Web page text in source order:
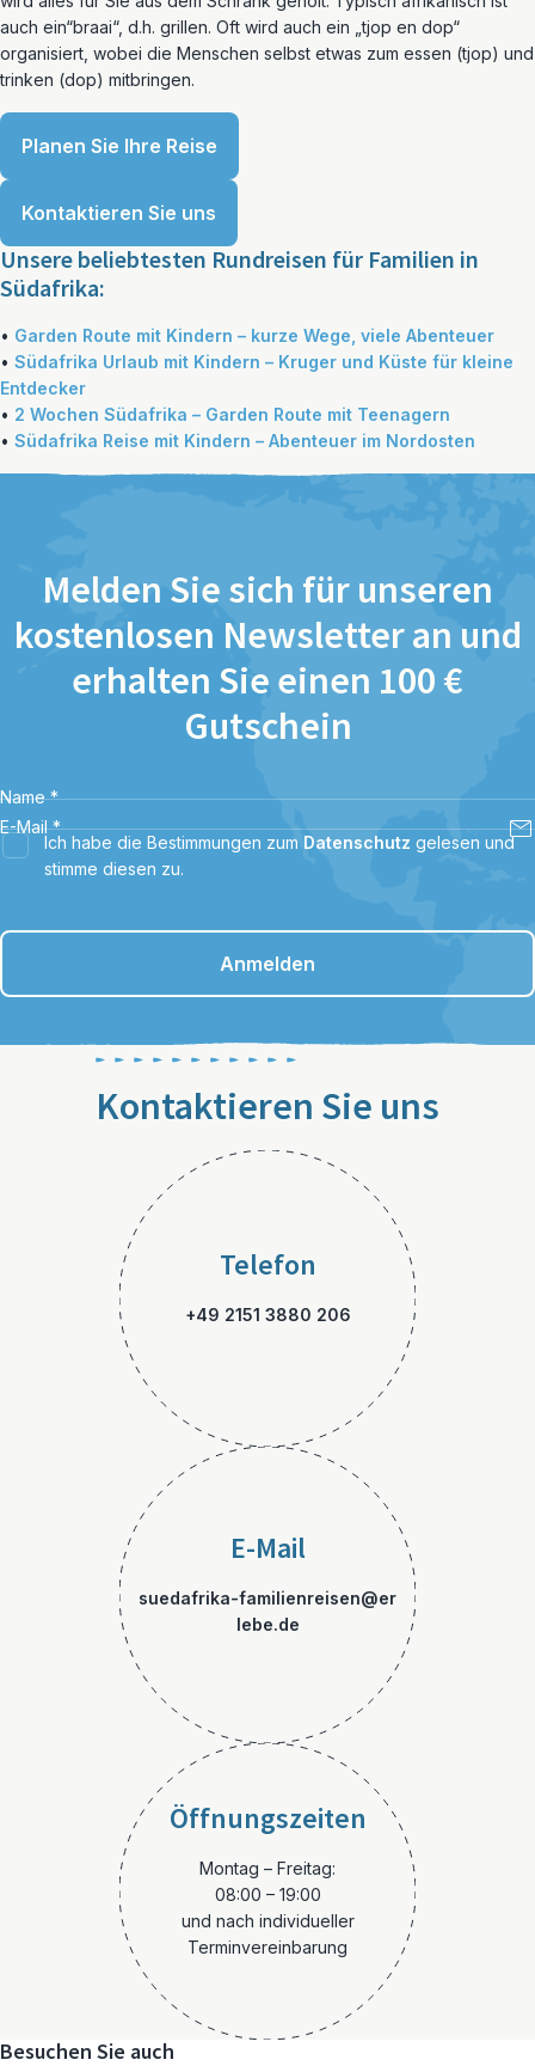
auch ein“braai“, d.h. grillen. Oft wird auch ein „tjop en dop“
organisiert, wobei die Menschen selbst etwas zum essen (tjop) und
trinken (dop) mitbringen.
Planen Sie Ihre Reise
Kontaktieren Sie uns
Unsere beliebtesten Rundreisen für Familien in
Südafrika:
• Garden Route mit Kindern – kurze Wege, viele Abenteuer
• Südafrika Urlaub mit Kindern – Kruger und Küste für kleine
Entdecker
• 2 Wochen Südafrika – Garden Route mit Teenagern
• Südafrika Reise mit Kindern – Abenteuer im Nordosten
Melden Sie sich für unseren
kostenlosen Newsletter an und
erhalten Sie einen 100 €
Gutschein
Name *
E-Mail *
Ich habe die Bestimmungen zum Datenschutz gelesen und
stimme diesen zu.
Anmelden
Kontaktieren Sie uns
Telefon
+49 2151 3880 206
E-Mail
suedafrika-familienreisen@er
lebe.de
Öffnungszeiten
Montag – Freitag:
08:00 – 19:00
und nach individueller
Terminvereinbarung
Besuchen Sie auch